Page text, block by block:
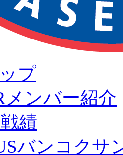
プ
メンバー紹介
戦績
バンコクサ